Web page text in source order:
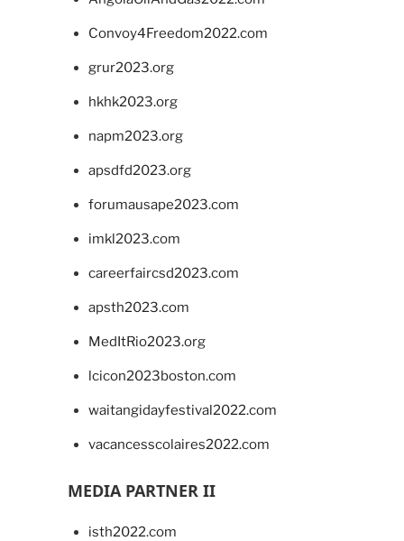
Convoy4Freedom2022.com
grur2023.org
hkhk2023.org
napm2023.org
apsdfd2023.org
forumausape2023.com
imkl2023.com
careerfaircsd2023.com
apsth2023.com
MedItRio2023.org
lcicon2023boston.com
waitangidayfestival2022.com
vacancesscolaires2022.com
MEDIA PARTNER II
isth2022.com